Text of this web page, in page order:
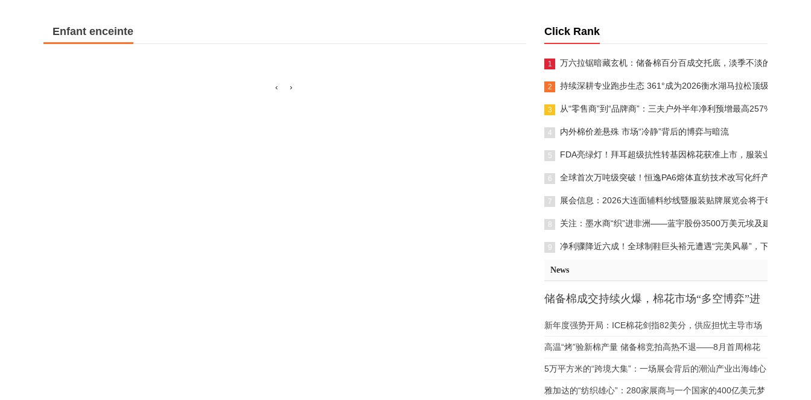
Enfant enceinte
‹ ›
Click Rank
1 万六拉锯暗藏玄机：储备棉百分百成交托底，淡季不淡的韧性还能
2 持续深耕专业跑步生态 361°成为2026衡水湖马拉松顶级合作伙伴
3 从“零售商”到“品牌商”：三夫户外半年净利预增最高257%，一场迟
4 内外棉价差悬殊 市场“冷静”背后的博弈与暗流
5 FDA亮绿灯！拜耳超级抗性转基因棉花获准上市，服装业原料链将
6 全球首次万吨级突破！恒逸PA6熔体直纺技术改写化纤产业格局
7 展会信息：2026大连面辅料纱线暨服装贴牌展览会将于8月20-22
8 关注：墨水商“织”进非洲——蓝宇股份3500万美元埃及建厂
9 净利骤降近六成！全球制鞋巨头裕元遭遇“完美风暴”，下半年能否
News
储备棉成交持续火爆，棉花市场“多空博弈”进
新年度强势开局：ICE棉花剑指82美分，供应担忧主导市场
天平
高温“烤”验新棉产量 储备棉竞拍高热不退——8月首周棉花
市场多空博弈加剧
5万平方米的“跨境大集”：一场展会背后的潮汕产业出海雄心
——2026第二届潮汕电商产业博览会暨跨境供应链展全景解
雅加达的“纺织雄心”：280家展商与一个国家的400亿美元梦